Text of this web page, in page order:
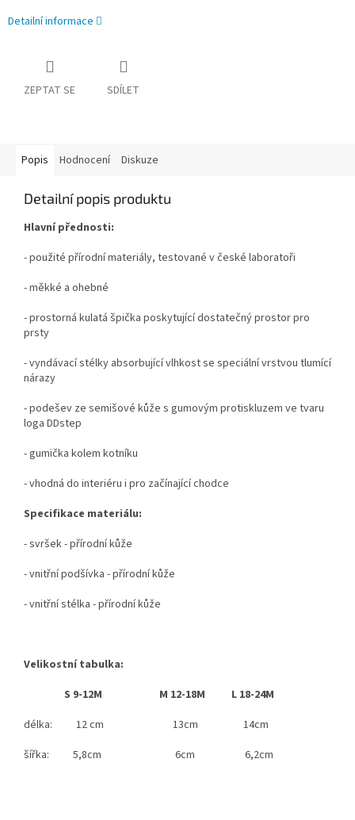
Detailní informace
ZEPTAT SE SDÍLET
Popis Hodnocení Diskuze
Detailní popis produktu
Hlavní přednosti:
- použité přírodní materiály, testované v české laboratoři
- měkké a ohebné
- prostorná kulatá špička poskytující dostatečný prostor pro
prsty
- vyndávací stélky absorbující vlhkost se speciální vrstvou tlumící
nárazy
- podešev ze semišové kůže s gumovým protiskluzem ve tvaru
loga DDstep
- gumička kolem kotníku
- vhodná do interiéru i pro začínající chodce
Specifikace materiálu:
- svršek - přírodní kůže
- vnitřní podšívka - přírodní kůže
- vnitřní stélka - přírodní kůže
Velikostní tabulka:
S 9-12M M 12-18M L 18-24M
délka: 12 cm 13cm 14cm
šířka: 5,8cm 6cm 6,2cm